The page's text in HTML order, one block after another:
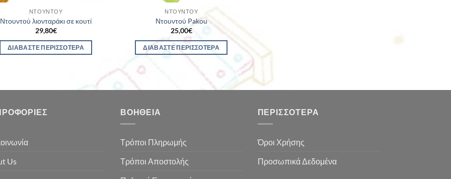
ΝΤΟΥΝΤΟΎ
Ντουντού λιονταράκι σε κουτί
29,80€
ΔΙΑΒΆΣΤΕ ΠΕΡΙΣΣΌΤΕΡΑ
ΝΤΟΥΝΤΟΎ
Ντουντού Pakou
25,00€
ΔΙΑΒΆΣΤΕ ΠΕΡΙΣΣΌΤΕΡΑ
Us
ΒΟΉΘΕΙΑ
Τρόποι Πληρωμής
Τρόποι Αποστολής
ΠΕΡΙΣΣΌΤΕΡΑ
Όροι Χρήσης
Προσωπικά Δεδομένα